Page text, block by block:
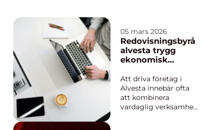
05 mars 2026
Redovisningsbyrå
alvesta trygg
ekonomisk
småföretagare
Att driva företag i
Alvesta innebär ofta
att kombinera
vardaglig verksamhet